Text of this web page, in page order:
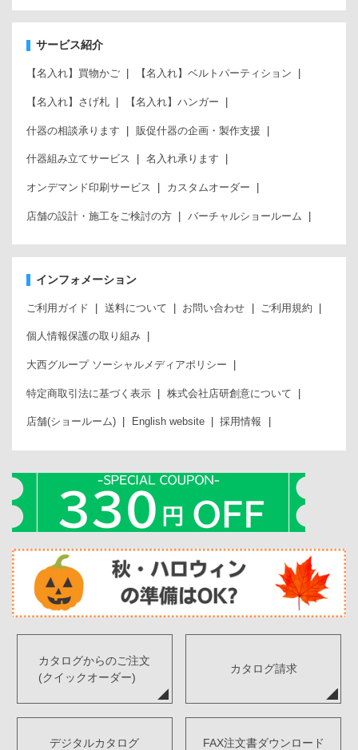
サービス紹介
【名入れ】買物かご 【名入れ】ベルトパーティション
【名入れ】さげ札 【名入れ】ハンガー
什器の相談承ります 販促什器の企画・製作支援
什器組み立てサービス 名入れ承ります
オンデマンド印刷サービス カスタムオーダー
店舗の設計・施工をご検討の方 バーチャルショールーム
インフォメーション
ご利用ガイド 送料について お問い合わせ ご利用規約
個人情報保護の取り組み
大西グループ ソーシャルメディアポリシー
特定商取引法に基づく表示 株式会社店研創意について
店舗(ショールーム) English website 採用情報
カタログからのご注文
(クイックオーダー)
カタログ請求
デジタルカタログ FAX注文書ダウンロード